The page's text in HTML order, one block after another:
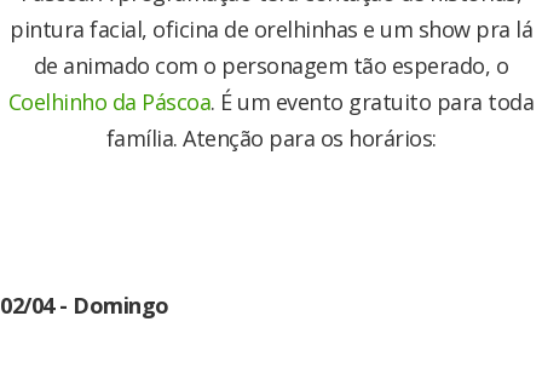
pintura facial, oficina de orelhinhas e um show pra lá
de animado com o personagem tão esperado, o
Coelhinho da Páscoa. É um evento gratuito para toda
família. Atenção para os horários:
02/04 - Domingo